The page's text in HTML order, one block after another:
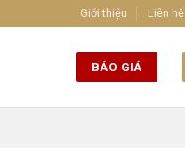
Giới thiệu Liên hệ
BÁO GIÁ